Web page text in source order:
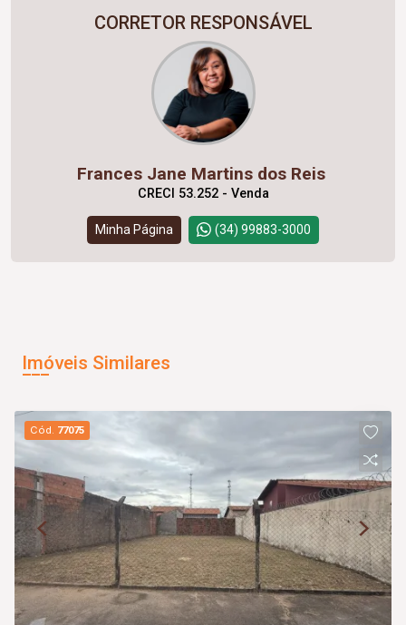
CORRETOR RESPONSÁVEL
Frances Jane Martins dos Reis
CRECI 53.252 - Venda
Minha Página (34) 99883-3000
Imóveis Similares
Cód. 77075